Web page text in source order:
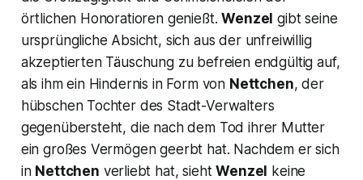
örtlichen Honoratioren genießt.Wenzel gibt seine
ursprüngliche Absicht, sich aus der unfreiwillig
akzeptierten Täuschung zu befreien endgültig auf,
als ihm ein Hindernis in Form von Nettchen, der
hübschen Tochter des Stadt-Verwalters
gegenübersteht, die nach dem Tod ihrer Mutter
ein großes Vermögen geerbt hat. Nachdem er sich
in Nettchen verliebt hat, siehtWenzel keine